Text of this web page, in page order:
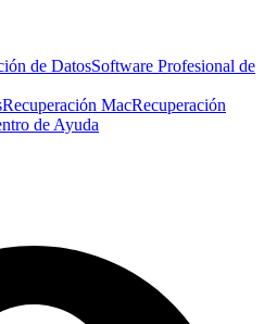
de DatosSoftware Profesional de
Recuperación MacRecuperación
de Ayuda